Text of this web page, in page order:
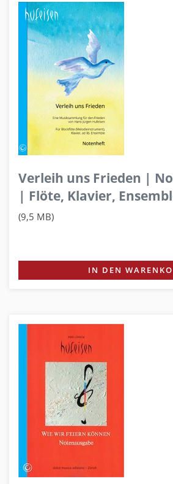
Verleih uns Frieden |
| Flöte, Klavier,
(9,5 MB)
IN DEN